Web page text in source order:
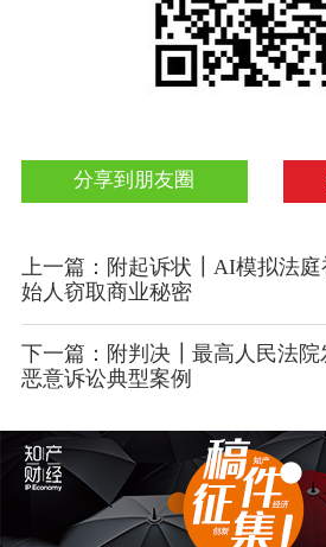
分享到朋友圈
上一篇：附起诉状┃AI模拟法庭
始人窃取商业秘密
下一篇：附判决┃最高人民法
恶意诉讼典型案例